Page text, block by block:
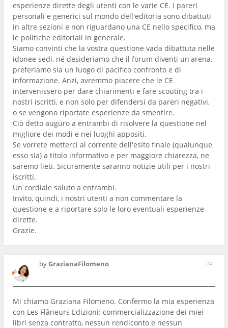
esperienze dirette degli utenti con le varie CE. I pareri
personali e generici sul mondo dell'editoria sono dibattuti
in altre sezioni e non riguardano una CE nello specifico, ma
le politiche editoriali in generale.
Siamo convinti che la vostra questione vada dibattuta nelle
idonee sedi, né desideriamo che il forum diventi un'arena,
preferiamo sia un luogo di pacifico confronto e di
informazione. Anzi, avremmo piacere che le CE
intervenissero per dare chiarimenti e fare scouting tra i
nostri iscritti, e non solo per difendersi da pareri negativi,
o se vengono riportate esperienze da smentire.
Ciò detto auguro a entrambi di risolvere la questione nel
migliore dei modi e nei luoghi appositi.
Se vorrete metterci al corrente dell'esito finale (qualunque
esso sia) a titolo informativo e per maggiore chiarezza, ne
saremo lieti. Sicuramente saranno notizie utili per i nostri
iscritti.
Un cordiale saluto a entrambi.
Invito, quindi, i nostri utenti a non commentare la
questione e a riportare solo le loro eventuali esperienze
dirette.
Grazie.
24
byGrazianaFilomeno
Mi chiamo Graziana Filomeno. Confermo la mia esperienza
con Les Flâneurs Edizioni: commercializzazione dei miei
libri senza contratto, nessun rendiconto e nessun